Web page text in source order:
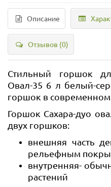
Описание
Отзывов (0)
Стильный горшок
Овал-35 6 л белый-
горшок в современном
Горшок Сахара-дуо
двух горшков:
внешняя часть
рельефным
внутренняя-
растений